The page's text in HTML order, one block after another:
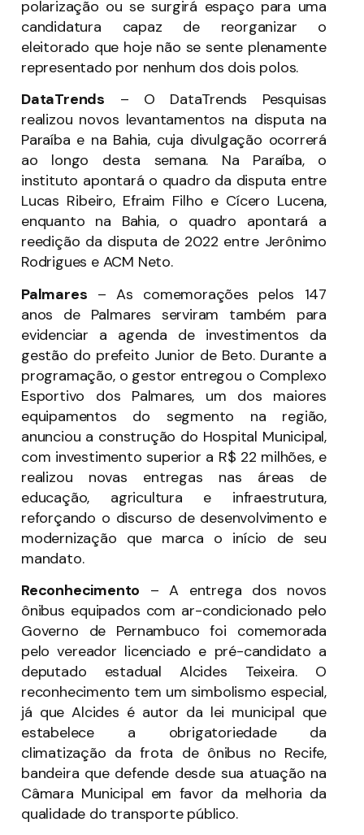
polarização ou se surgirá espaço para uma
candidatura capaz de reorganizar o
eleitorado que hoje não se sente plenamente
representado por nenhum dos dois polos.
DataTrends – O DataTrends Pesquisas
realizou novos levantamentos na disputa na
Paraíba e na Bahia, cuja divulgação ocorrerá
ao longo desta semana. Na Paraíba, o
instituto apontará o quadro da disputa entre
Lucas Ribeiro, Efraim Filho e Cícero Lucena,
enquanto na Bahia, o quadro apontará a
reedição da disputa de 2022 entre Jerônimo
Rodrigues e ACM Neto.
Palmares –As comemorações pelos 147
anos de Palmares serviram também para
evidenciar a agenda de investimentos da
gestão do prefeito Junior de Beto. Durante a
programação, o gestor entregou o Complexo
Esportivo dos Palmares, um dos maiores
equipamentos do segmento na região,
anunciou a construção do Hospital Municipal,
com investimento superior a R$ 22 milhões, e
realizou novas entregas nas áreas de
educação, agricultura e infraestrutura,
reforçando o discurso de desenvolvimento e
modernização que marca o início de seu
mandato.
Reconhecimento –A entrega dos novos
ônibus equipados com ar-condicionado pelo
Governo de Pernambuco foi comemorada
pelo vereador licenciado e pré-candidato a
deputado estadual Alcides Teixeira. O
reconhecimento tem um simbolismo especial,
já que Alcides é autor da lei municipal que
estabelece a obrigatoriedade da
climatização da frota de ônibus no Recife,
bandeira que defende desde sua atuação na
Câmara Municipal em favor da melhoria da
qualidade do transporte público.